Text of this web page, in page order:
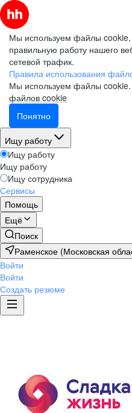
Мы используем файлы cookie,
правильную работу нашего
сетевой трафик.
Правила использования
Мы используем файлы cookie.
файлов cookie
Понятно
Ищу работу
Ищу работу
Ищу работу
Ищу сотрудника
Сервисы
Помощь
Ещё
Поиск
Раменское (Московская
Войти
Войти
Создать резюме